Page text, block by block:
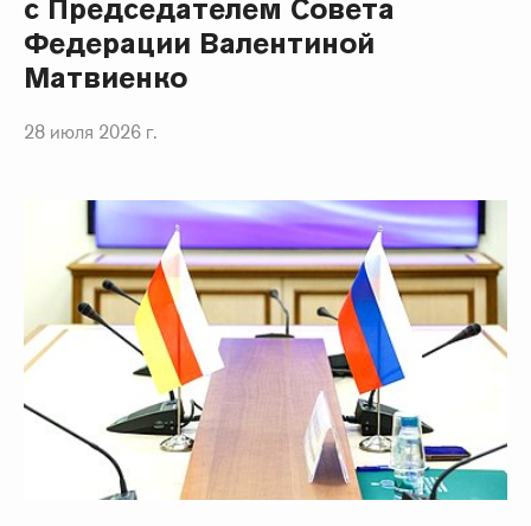
с Председателем Совета
Федерации Валентиной
Матвиенко
28 июля 2026 г.